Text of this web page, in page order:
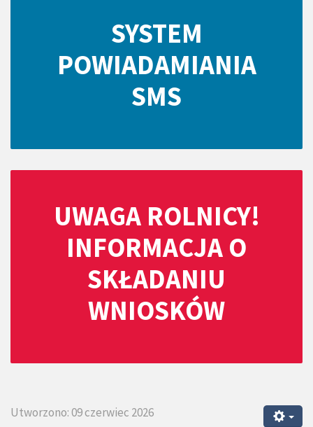
SYSTEM
POWIADAMIANIA
SMS
UWAGA ROLNICY!
INFORMACJA O
SKŁADANIU
WNIOSKÓW
Utworzono: 09 czerwiec 2026